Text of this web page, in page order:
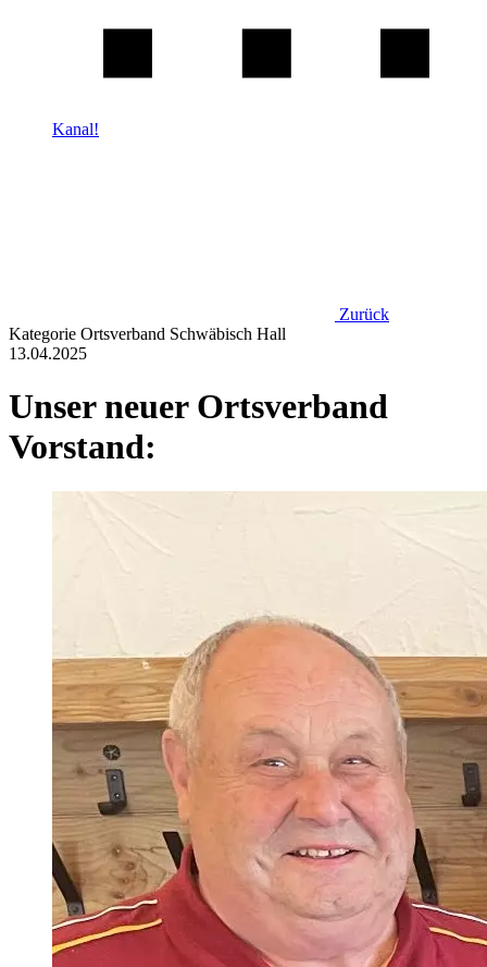
Kanal!
Zurück
Kategorie Ortsverband Schwäbisch Hall
13.04.2025
Unser neuer Ortsverband
Vorstand: